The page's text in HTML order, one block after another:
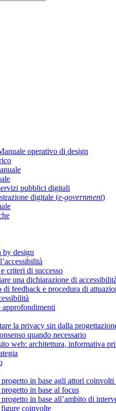
operativo di design
pubblici digitali
digitale (e-government)
by design
criteri di successo
una dichiarazione di accessibilità
di feedback e procedura di
approfondimenti
la privacy sin dalla
quando necessario
web: architettura, informativa
in base agli attori coinvolti
in base al focus
in base all’ambito di
coinvolte